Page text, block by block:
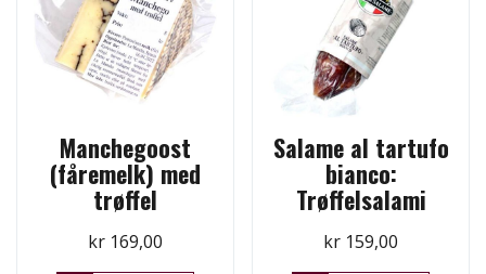
Manchegoost
(fåremelk) med
trøffel
kr169,00
Salame al tartufo
bianco:
Trøffelsalami
kr 159,00